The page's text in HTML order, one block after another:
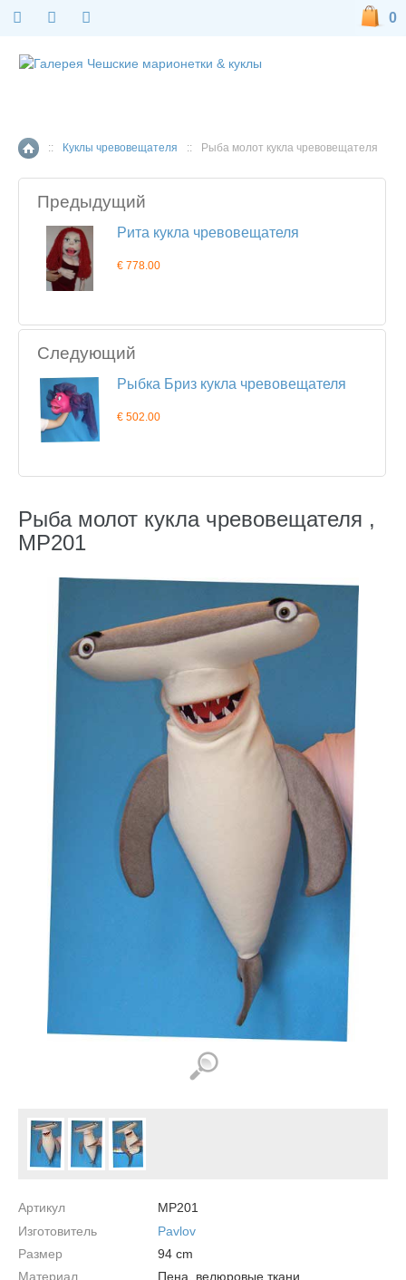
Главная страница
:: Куклы чревовещателя :: Рыба молот кукла чревовещателя
Предыдущий
Рита кукла чревовещателя
€ 778.00
Следующий
Рыбка Бриз кукла чревовещателя
€ 502.00
Рыба молот кукла чревовещателя ,
MP201
Артикул
MP201
Изготовитель
Pavlov
Размер
94 cm
Материал
Пена, велюровые ткани
0